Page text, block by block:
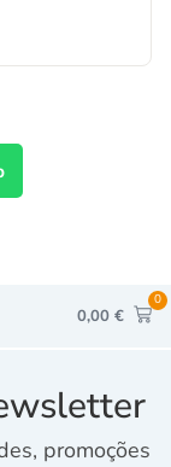
0,00 €
0
promoções